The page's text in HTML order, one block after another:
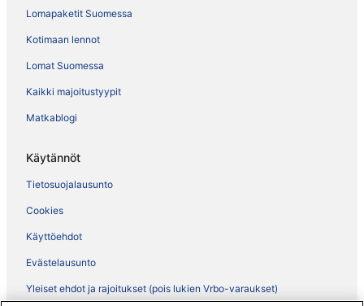
Lomapaketit Suomessa
Kotimaan lennot
Lomat Suomessa
Kaikki majoitustyypit
Matkablogi
Käytännöt
Tietosuojalausunto
Cookies
Käyttöehdot
Evästelausunto
Yleiset ehdot ja rajoitukset (pois lukien Vrbo-varaukset)